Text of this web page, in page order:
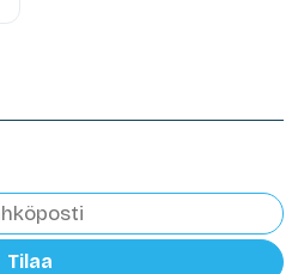
Tilaa